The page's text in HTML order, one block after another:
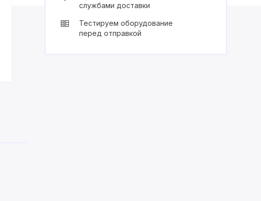
службами доставки
Тестируем оборудование
перед отправкой